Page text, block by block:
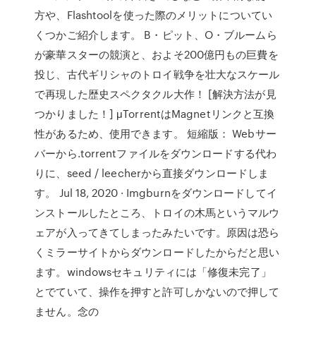
方や、Flashtoolを使った際のメリットについてい
くつかご紹介します。 B・ピット、O・ブルームら
が豪華スターの競演と、およそ200億円もの巨費を
投じ、古代ギリシャのトロイ戦争を壮大なスケール
で再現した歴史スペクタクル大作！ [解決方法が見
つかりました！] μTorrentはMagnetリンクと互換
性があるため、使用できます。 短縮版： Webサー
バーから.torrentファイルをダウンロードする代わ
りに、seed / leecherから直接ダウンロードしま
す。 Jul 18, 2020 · Imgburnをダウンロードしてイ
ンストールしたところ、トロイの木馬というマルウ
ェアが入ってきてしまったみたいです。原因は恐ら
くミラーサイトからダウンロードしたからだと思い
ます。windowsセキュリティには「修復未完了」
とでていて、操作を押すと許可しかないので押して
ません。念の